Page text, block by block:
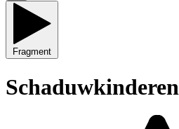
Fragment
Schaduwkinderen